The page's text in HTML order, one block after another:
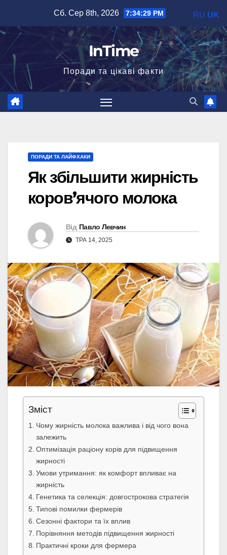
вмісту
Сб. Сер 8th, 2026 7:34:30 PM
InTime
Поради та цікаві факти
ПОРАДИ ТА ЛАЙФХАКИ
Як збільшити жирність
коров’ячого молока
Від Павло Левчин
ТРА 14, 2025
Зміст
Чому жирність молока важлива і від чого вона
залежить
Оптимізація раціону корів для підвищення
жирності
Умови утримання: як комфорт впливає на
жирність
Генетика та селекція: довгострокова стратегія
Типові помилки фермерів
Сезонні фактори та їх вплив
Порівняння методів підвищення жирності
Практичні кроки для фермера
RU UK